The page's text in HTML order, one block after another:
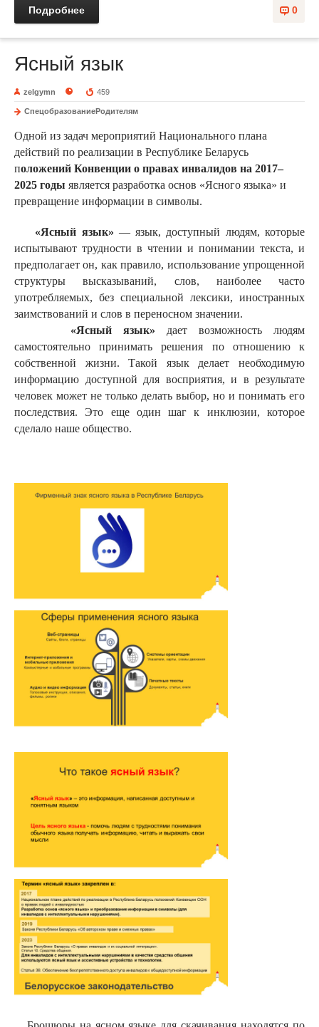
0
Подробнее
Ясный язык
zelgymn 459
СпецобразованиеРодителям
Одной из задач мероприятий Национального плана
действий по реализации в Республике Беларусь
положений Конвенции о правах инвалидов на 2017–
2025 годы является разработка основ «Ясного языка» и
превращение информации в символы.
«Ясный язык» — язык, доступный людям, которые
испытывают трудности в чтении и понимании текста, и
предполагает он, как правило, использование упрощенной
структуры высказываний, слов, наиболее часто
употребляемых, без специальной лексики, иностранных
заимствований и слов в переносном значении.
«Ясный язык» дает возможность людям
самостоятельно принимать решения по отношению к
собственной жизни. Такой язык делает необходимую
информацию доступной для восприятия, и в результате
человек может не только делать выбор, но и понимать его
последствия. Это еще один шаг к инклюзии, которое
сделало наше общество.